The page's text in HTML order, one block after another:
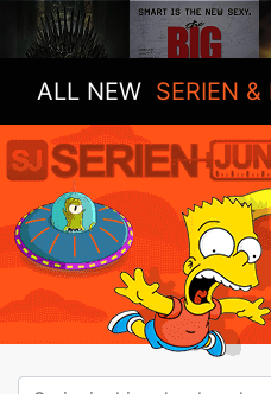
ALL NEW SERIEN